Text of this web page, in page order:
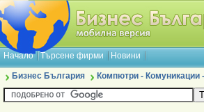
Начало Търсене фирми Новини
Бизнес България Компютри - Комуникации